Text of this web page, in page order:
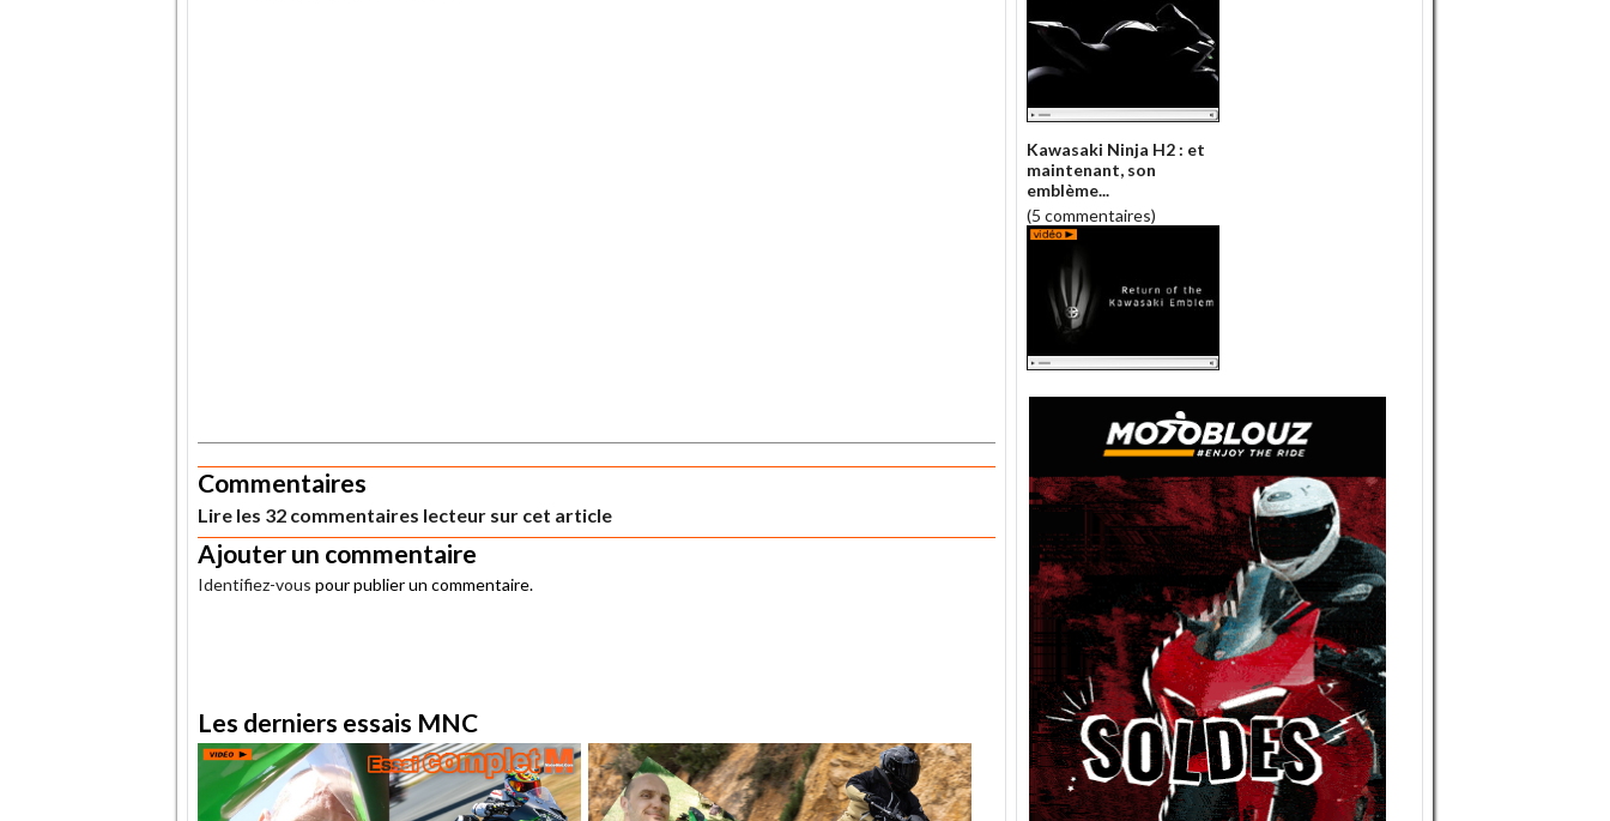
Commentaires
Lire les 32 commentaires lecteur sur cet article
Ajouter un commentaire
Identifiez-vous pour publier un commentaire.
Les derniers essais MNC
Kawasaki Ninja H2 : et
maintenant, son
emblème...
(5 commentaires)